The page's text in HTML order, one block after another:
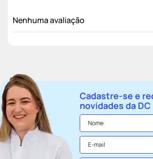
Nenhuma avaliação
Cadastre-se e
novidades da DC